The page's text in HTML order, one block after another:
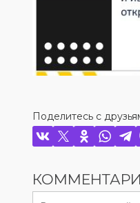
Поделитесь с